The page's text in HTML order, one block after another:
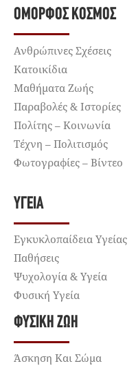
ΌΜΟΡΦΟΣ ΚΌΣΜΟΣ
Ανθρώπινες Σχέσεις
Κατοικίδια
Μαθήματα Ζωής
Παραβολές & Ιστορίες
Πολίτης – Κοινωνία
Τέχνη – Πολιτισμός
Φωτογραφίες – Βίντεο
ΥΓΕΊΑ
Εγκυκλοπαίδεια Υγείας
Παθήσεις
Ψυχολογία & Υγεία
Φυσική Υγεία
ΦΥΣΙΚΉ ΖΩΉ
Άσκηση Και Σώμα